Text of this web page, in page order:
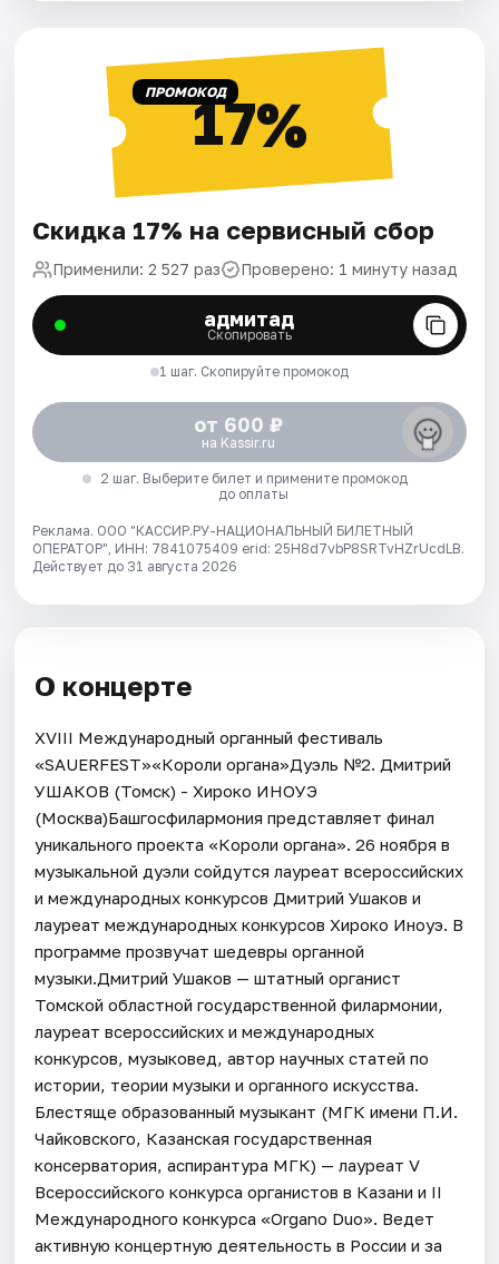
ПРОМОКОД17%
Скидка 17% на сервисный сбор
Применили: 2 527 раз Проверено: 1 минуту назад
адмитад
Скопировать
1 шаг. Скопируйте промокод
от 600 ₽
на Kassir.ru
2 шаг. Выберите билет и примените промокод
до оплаты
Реклама. ООО "КАССИР.РУ-НАЦИОНАЛЬНЫЙ БИЛЕТНЫЙ
ОПЕРАТОР", ИНН: 7841075409 erid: 25H8d7vbP8SRTvHZrUcdLB.
Действует до 31 августа 2026
О концерте
XVIII Международный органный фестиваль
«SAUERFEST»«Короли органа»Дуэль №2. Дмитрий
УШАКОВ (Томск) - Хироко ИНОУЭ
(Москва)Башгосфилармония представляет финал
уникального проекта «Короли органа». 26 ноября в
музыкальной дуэли сойдутся лауреат всероссийских
и международных конкурсов Дмитрий Ушаков и
лауреат международных конкурсов Хироко Иноуэ. В
программе прозвучат шедевры органной
музыки.Дмитрий Ушаков — штатный органист
Томской областной государственной филармонии,
лауреат всероссийских и международных
конкурсов, музыковед, автор научных статей по
истории, теории музыки и органного искусства.
Блестяще образованный музыкант (МГК имени П.И.
Чайковского, Казанская государственная
консерватория, аспирантура МГК) — лауреат V
Всероссийского конкурса органистов в Казани и II
Международного конкурса «Organo Duo». Ведет
активную концертную деятельность в России и за